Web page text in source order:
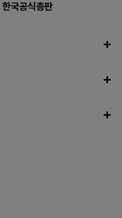
한국공식총판